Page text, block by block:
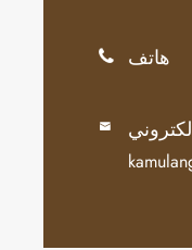

